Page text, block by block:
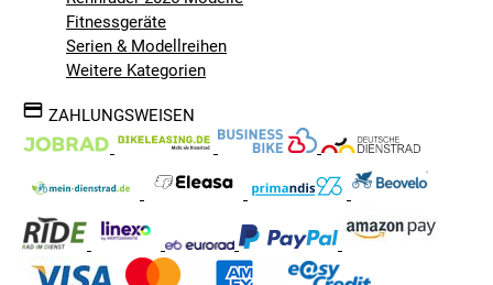
Fitnessgeräte
Serien & Modellreihen
Weitere Kategorien
ZAHLUNGSWEISEN